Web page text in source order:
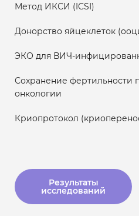
Метод ИКСИ (ICSI)
Донорство яйцеклеток
ЭКО для ВИЧ-
Сохранение фертильности
онкологии
Криопротокол
Результаты
исследований